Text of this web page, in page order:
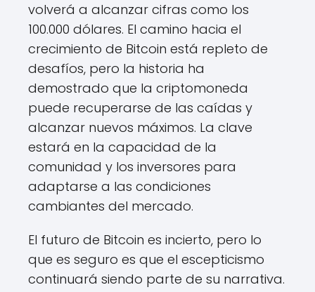
volverá a alcanzar cifras como los
100.000 dólares. El camino hacia el
crecimiento de Bitcoin está repleto de
desafíos, pero la historia ha
demostrado que la criptomoneda
puede recuperarse de las caídas y
alcanzar nuevos máximos. La clave
estará en la capacidad de la
comunidad y los inversores para
adaptarse a las condiciones
cambiantes del mercado.
El futuro de Bitcoin es incierto, pero lo
que es seguro es que el escepticismo
continuará siendo parte de su narrativa.